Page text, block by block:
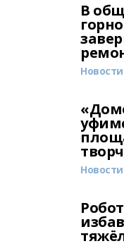
В
Новости
Новости